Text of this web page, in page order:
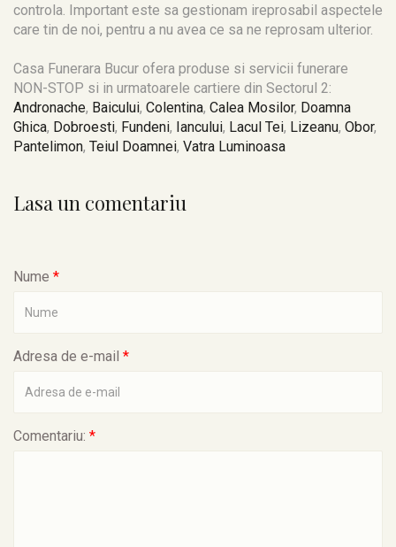
controla. Important este sa gestionam ireprosabil aspectele
care tin de noi, pentru a nu avea ce sa ne reprosam ulterior.
Casa Funerara Bucur ofera produse si servicii funerare
NON-STOP si in urmatoarele cartiere din Sectorul 2:
Andronache, Baicului, Colentina, Calea Mosilor, Doamna
Ghica, Dobroesti, Fundeni, Iancului, Lacul Tei, Lizeanu, Obor,
Pantelimon, Teiul Doamnei, Vatra Luminoasa
Lasa un comentariu
Nume *
Adresa de e-mail *
Comentariu: *